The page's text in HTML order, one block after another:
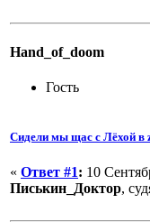
Hand_of_doom
Гость
Сидели мы щас с Лёхой в
« Ответ #1: 10
Писькин_Доктор,